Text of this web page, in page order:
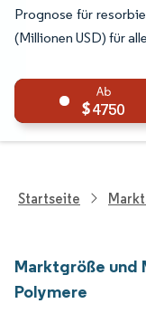
Prognose für
(Millionen USD) für
4750
Startseite
Marktgröße und
Polymere